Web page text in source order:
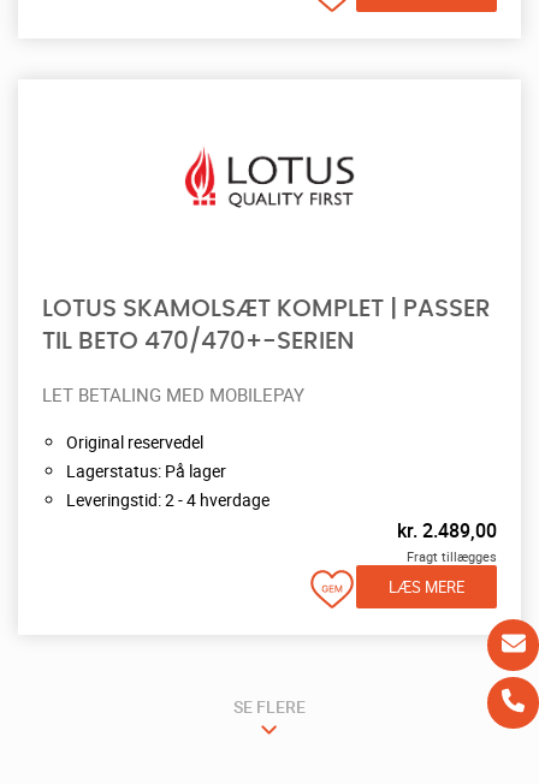
LOTUS SKAMOLSÆT KOMPLET | PASSER
TIL BETO 470/470+-SERIEN
LET BETALING MED MOBILEPAY
Original reservedel
Lagerstatus: På lager
Leveringstid: 2 - 4 hverdage
kr.2.489,00
Fragt tillægges
LÆS MERE
SE FLERE